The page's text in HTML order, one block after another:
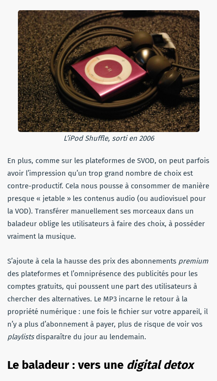
L’iPod Shuffle, sorti en 2006
En plus, comme sur les plateformes de SVOD, on peut parfois
avoir l’impression qu’un trop grand nombre de choix est
contre-productif. Cela nous pousse à consommer de manière
presque « jetable » les contenus audio (ou audiovisuel pour
la VOD). Transférer manuellement ses morceaux dans un
baladeur oblige les utilisateurs à faire des choix, à posséder
vraiment la musique.
S’ajoute à cela la hausse des prix des abonnements premium
des plateformes et l’omniprésence des publicités pour les
comptes gratuits, qui poussent une part des utilisateurs à
chercher des alternatives. Le MP3 incarne le retour à la
propriété numérique : une fois le fichier sur votre appareil, il
n’y a plus d’abonnement à payer, plus de risque de voir vos
playlists disparaître du jour au lendemain.
Le baladeur : vers une digital detox